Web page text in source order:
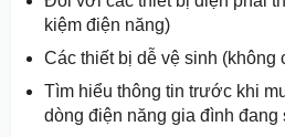
kiệm điện năng)
Các thiết bị dễ vệ sinh (không
Tìm hiểu thông tin trước khi
dòng điện năng gia đình